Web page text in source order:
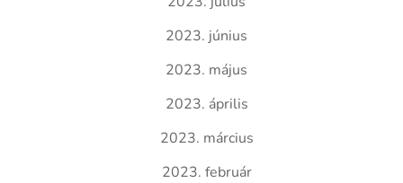
2023. június
2023. május
2023. április
2023. március
2023. február